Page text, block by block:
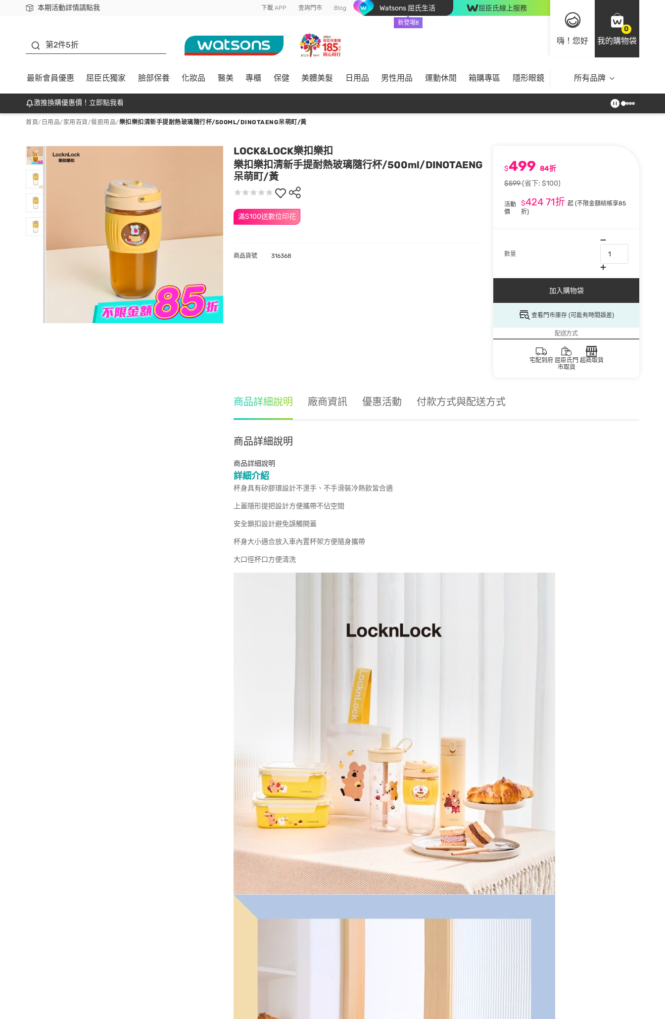
本期活動詳情請點我
下載app最高回饋$350 下載 APP 查詢門市 Blog Watsons 屈氏生活
新登場!!
屈臣氏線上服務
嗨！您好
0
我的購物袋
第2件5折
最新會員優惠 屈臣氏獨家 臉部保養 化妝品 醫美 專櫃 保健 美體美髮 日用品 男性用品 運動休閒 箱購專區 隱形眼鏡 所有品牌
激推換購優惠價！立即點我看
首頁/ 日用品/ 家用百貨/餐廚用品/樂扣樂扣清新手提耐熱玻璃隨行杯/500ML/DINOTAENG呆萌町/黃
LOCK&LOCK樂扣樂扣
樂扣樂扣清新手提耐熱玻璃隨行杯/500ml/DINOTAENG
呆萌町/黃
滿$100送數位印花
$499 84折
$599(省下: $100)
活動
價
$424 71折起(不限金額結帳享85
折)
數量
加入購物袋
查看門市庫存 (可能有時間誤差)
配送方式
宅配到府 屈臣氏門
市取貨
超商取貨
商品貨號 316368
商品詳細說明 廠商資訊 優惠活動 付款方式與配送方式
商品詳細說明
商品詳細說明
詳細介紹
杯身具有矽膠環設計不燙手、不手滑裝冷熱飲皆合適
上蓋隱形提把設計方便攜帶不佔空間
安全鎖扣設計避免誤觸開蓋
杯身大小適合放入車內置杯架方便隨身攜帶
大口徑杯口方便清洗